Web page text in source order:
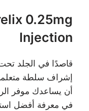
Injection
إشراف سلطة
أن يساعدك موفر
في معرفة أفضل